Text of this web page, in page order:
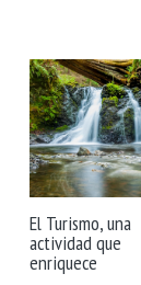
El Turismo, una
actividad que
enriquece